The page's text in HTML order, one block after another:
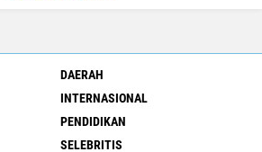
DAERAH
INTERNASIONAL
PENDIDIKAN
SELEBRITIS